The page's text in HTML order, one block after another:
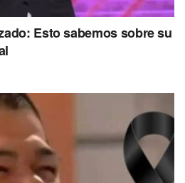
Esto sabemos sobre su